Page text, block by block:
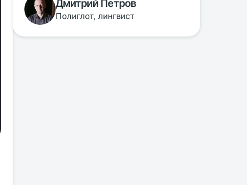
Дмитрий Петров
Полиглот, лингвист